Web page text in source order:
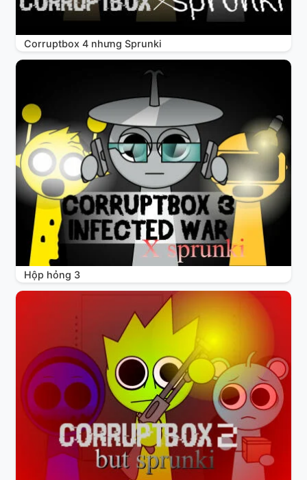
Corruptbox 4 nhưng Sprunki
Hộp hỏng 3